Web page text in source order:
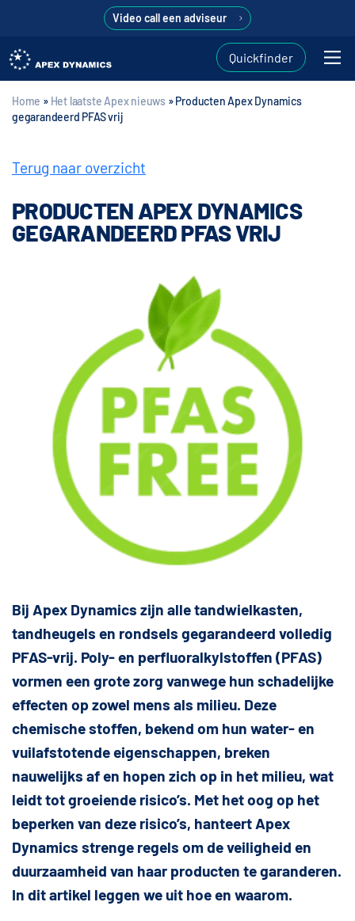
Video call een adviseur
Quickfinder
Home » Het laatste Apex nieuws »Producten Apex Dynamics
gegarandeerd PFAS vrij
Terug naar overzicht
PRODUCTEN APEX DYNAMICS
GEGARANDEERD PFAS VRIJ
Bij Apex Dynamics zijn alle tandwielkasten,
tandheugels en rondsels gegarandeerd volledig
PFAS-vrij. Poly- en perfluoralkylstoffen (PFAS)
vormen een grote zorg vanwege hun schadelijke
effecten op zowel mens als milieu. Deze
chemische stoffen, bekend om hun water- en
vuilafstotende eigenschappen, breken
nauwelijks af en hopen zich op in het milieu, wat
leidt tot groeiende risico’s. Met het oog op het
beperken van deze risico’s, hanteert Apex
Dynamics strenge regels om de veiligheid en
duurzaamheid van haar producten te garanderen.
In dit artikel leggen we uit hoe en waarom.